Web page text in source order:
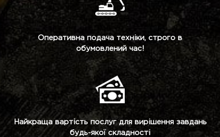
Оперативна подача техніки, строго в
обумовлений час!
Найкраща вартість послуг для вирішення завдань
будь-якої складності